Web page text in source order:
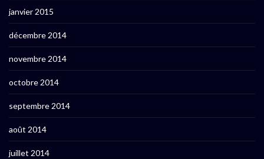
janvier 2015
décembre 2014
novembre 2014
octobre 2014
septembre 2014
août 2014
juillet 2014